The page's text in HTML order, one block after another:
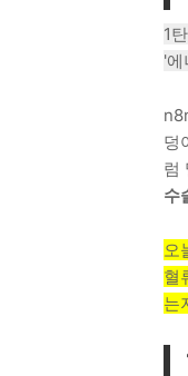
1
'에
덩
럼
수
오
혈
는